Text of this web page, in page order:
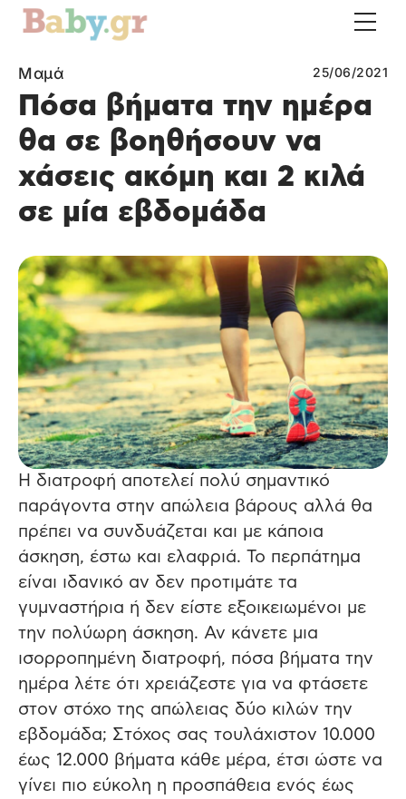
Μαμά 25/06/2021
Πόσα βήματα την ημέρα
θα σε βοηθήσουν να
χάσεις ακόμη και 2 κιλά
σε μία εβδομάδα
Η διατροφή αποτελεί πολύ σημαντικό
παράγοντα στην απώλεια βάρους αλλά θα
πρέπει να συνδυάζεται και με κάποια
άσκηση, έστω και ελαφριά. Το περπάτημα
είναι ιδανικό αν δεν προτιμάτε τα
γυμναστήρια ή δεν είστε εξοικειωμένοι με
την πολύωρη άσκηση. Αν κάνετε μια
ισορροπημένη διατροφή, πόσα βήματα την
ημέρα λέτε ότι χρειάζεστε για να φτάσετε
στον στόχο της απώλειας δύο κιλών την
εβδομάδα; Στόχος σας τουλάχιστον 10.000
έως 12.000 βήματα κάθε μέρα, έτσι ώστε να
γίνει πιο εύκολη η προσπάθεια ενός έως